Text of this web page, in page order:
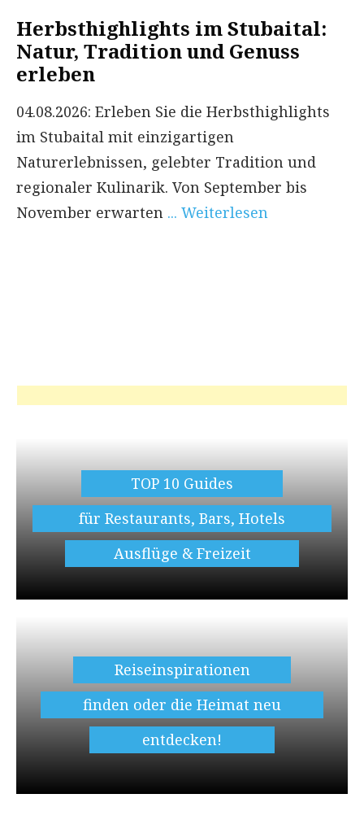
Herbsthighlights im Stubaital:
Natur, Tradition und Genuss
erleben
04.08.2026: Erleben Sie die Herbsthighlights
im Stubaital mit einzigartigen
Naturerlebnissen, gelebter Tradition und
regionaler Kulinarik. Von September bis
November erwarten ... Weiterlesen
TOP 10 Guides
für Restaurants, Bars, Hotels
Ausflüge & Freizeit
Reiseinspirationen
finden oder die Heimat neu
entdecken!